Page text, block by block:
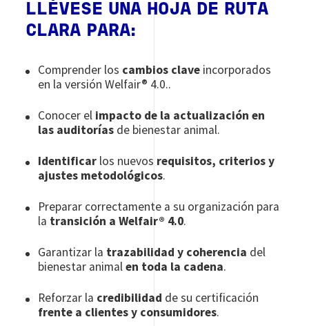
LLÉVESE UNA HOJA DE RUTA
CLARA PARA:
Comprender los cambios clave incorporados
en la versión Welfair® 4.0..
Conocer el impacto de la actualización en
las auditorías de bienestar animal.
Identificar los nuevos requisitos, criterios y
ajustes metodológicos.
Preparar correctamente a su organización para
la transición a Welfair® 4.0.
Garantizar la trazabilidad y coherencia del
bienestar animalen toda la cadena.
Reforzar la credibilidad de su certificación
frente a clientes y consumidores.